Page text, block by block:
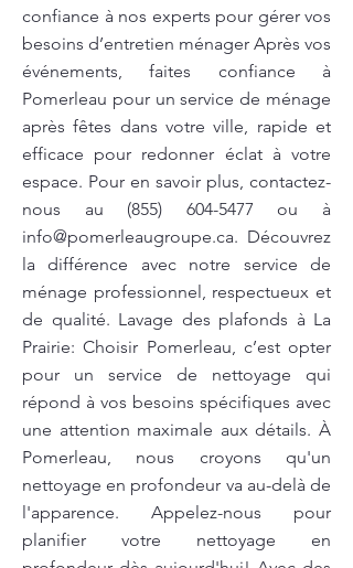
confiance à nos experts pour gérer vos
besoins d’entretien ménager Après vos
événements, faites confiance à
Pomerleau pour un service de ménage
après fêtes dans votre ville, rapide et
efficace pour redonner éclat à votre
espace. Pour en savoir plus, contactez-
nous au (855) 604-5477 ou à
info@pomerleaugroupe.ca. Découvrez
la différence avec notre service de
ménage professionnel, respectueux et
de qualité. Lavage des plafonds à La
Prairie: Choisir Pomerleau, c’est opter
pour un service de nettoyage qui
répond à vos besoins spécifiques avec
une attention maximale aux détails. À
Pomerleau, nous croyons qu'un
nettoyage en profondeur va au-delà de
l'apparence. Appelez-nous pour
planifier votre nettoyage en